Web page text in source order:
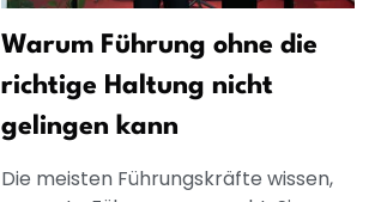
Warum Führung ohne die
richtige Haltung nicht
gelingen kann
Die meisten Führungskräfte wissen,